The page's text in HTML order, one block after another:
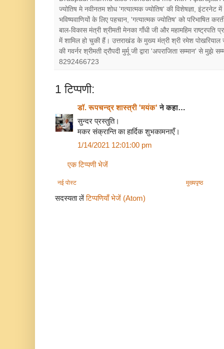
ज्योतिष मे नवीनतम शोध 'गत्यात्मक ज्योतिष' की विशेषज्ञा,
भविष्यवाणियों के लिए पहचान, 'गत्यात्मक ज्योतिष' को परिभाषित
बाल-विकास मंत्री श्रीमती मेनका गाँधी जी और महामहिम
में शामिल हो चुकी हैं। उत्तराखंड के मुख्य मंत्री श्री रमेश पोखरियाल
की गवर्नर श्रीमती द्रौपदी मुर्मू जी द्वारा 'अपराजिता सम्मान' से
8292466723
1 टिप्पणी:
डॉ. रूपचन्द्र शास्त्री 'मयंक' ने कहा…
सुन्दर प्रस्तुति।
मकर संक्रान्ति का हार्दिक शुभकामनाएँ।
1/14/2021 12:01:00 pm
एक टिप्पणी भेजें
नई पोस्ट मुख्यपृष्ठ
सदस्यता लेंटिप्पणियाँ भेजें (Atom)